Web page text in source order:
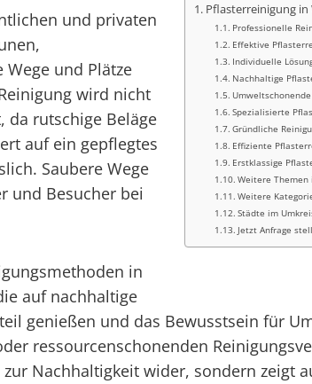
Pflasterreinigung in
Professionelle
Effektive
Individuelle
Nachhaltige
Spezialisierte
Gründliche
Effiziente
Erstklassige
Weitere
Weitere
Städte im
Jetzt Anfrage
und privaten
und Plätze
wird nicht
da rutschige Beläge
auf ein gepflegtes
Saubere Wege
und Besucher bei
in
auf nachhaltige
genießen und das Bewusstsein für
ressourcenschonenden
Nachhaltigkeit wider, sondern zeigt